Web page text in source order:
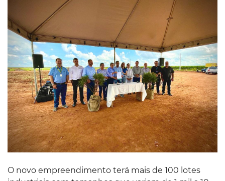
O novo empreendimento terá mais de 100 lotes